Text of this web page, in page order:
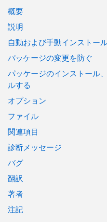
概要
説明
自動および手動インストー
パッケージの変更を防ぐ
パッケージのインストール
ルする
オプション
ファイル
関連項目
診断メッセージ
バグ
翻訳
著者
注記